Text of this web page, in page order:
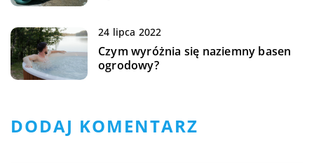
24 lipca 2022
Czym wyróżnia się naziemny basen
ogrodowy?
DODAJ KOMENTARZ